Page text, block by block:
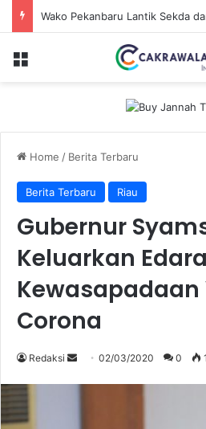
Menu
Home / Berita Terbaru
Berita Terbaru Riau
Gubernur
Keluarkan
Kewasapadaan
Corona
Redaksi
Send02/03/2020 0